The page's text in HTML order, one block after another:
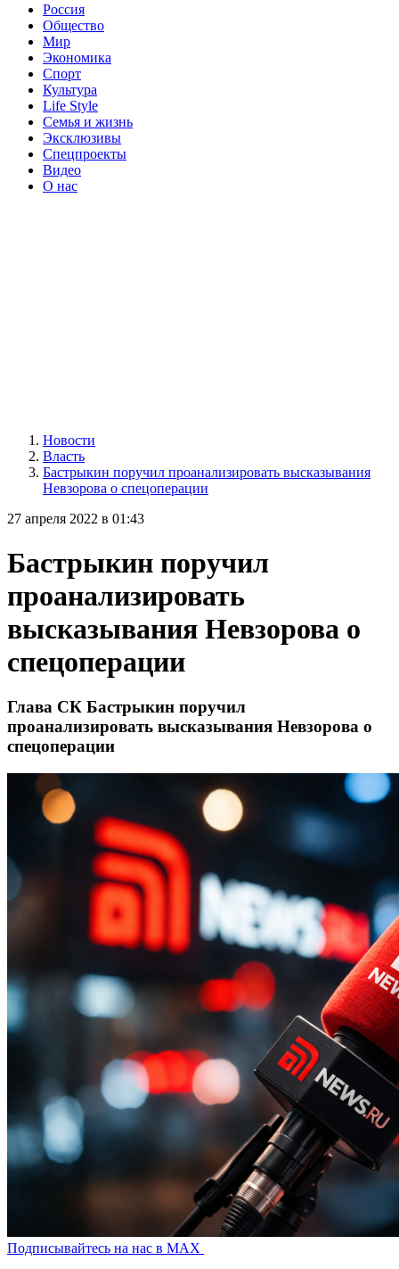
Россия
Общество
Мир
Экономика
Спорт
Культура
Life Style
Семья и жизнь
Эксклюзивы
Спецпроекты
Видео
О нас
Новости
Власть
Бастрыкин поручил проанализировать высказывания
Невзорова о спецоперации
27 апреля 2022 в 01:43
Бастрыкин поручил
проанализировать
высказывания Невзорова о
спецоперации
Глава СК Бастрыкин поручил
проанализировать высказывания Невзорова о
спецоперации
Подписывайтесь на нас в MAX